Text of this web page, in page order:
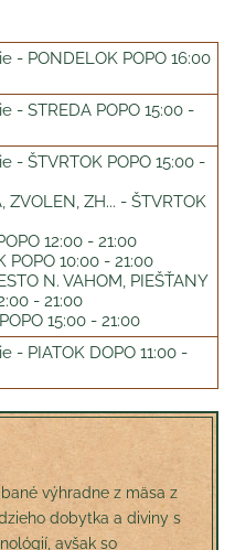
- PONDELOK POPO 16:00
- STREDA POPO 15:00 -
- ŠTVRTOK POPO 15:00 -
ZVOLEN, ZH... - ŠTVRTOK
12:00 - 21:00
POPO 10:00 - 21:00
N. VAHOM, PIEŠŤANY
- 21:00
15:00 - 21:00
- PIATOK DOPO 11:00 -
výhradne z mäsa z
dobytka a diviny s
avšak so